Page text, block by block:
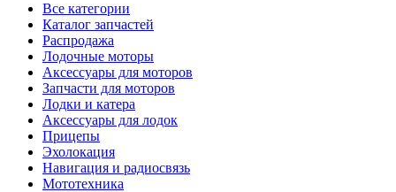
Все категории
Каталог запчастей
Распродажа
Лодочные моторы
Аксессуары для моторов
Запчасти для моторов
Лодки и катера
Аксессуары для лодок
Прицепы
Эхолокация
Навигация и радиосвязь
Мототехника